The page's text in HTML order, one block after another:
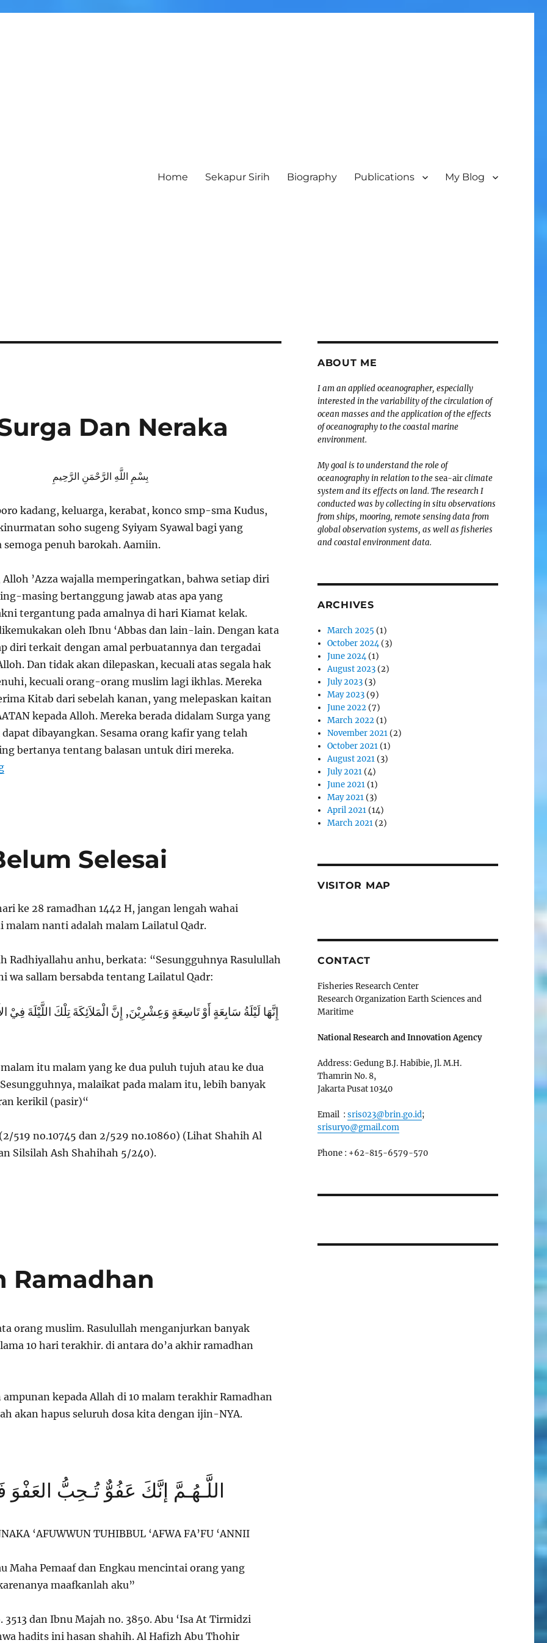
Home Sekapur Sirih Biography Publications My Blog
Dan Neraka
بِسْمِ اللَّهِ الرَّحْمَنِ الرَّحِيمِ
kadang, keluarga, kerabat, konco smp-sma Kudus,
soho sugeng Syiyam Syawal bagi yang
penuh barokah. Aamiin.
’Azza wajalla memperingatkan, bahwa setiap diri
masing bertanggung jawab atas apa yang
tergantung pada amalnya di hari Kiamat kelak.
oleh Ibnu ‘Abbas dan lain-lain. Dengan kata
diri terkait dengan amal perbuatannya dan tergadai
Dan tidak akan dilepaskan, kecuali atas segala hak
kecuali orang-orang muslim lagi ikhlas. Mereka
Kitab dari sebelah kanan, yang melepaskan kaitan
kepada Alloh. Mereka berada didalam Surga yang
dibayangkan. Sesama orang kafir yang telah
bertanya tentang balasan untuk diri mereka.
“Dialog Penghuni Surga Dan Neraka”
Selesai
ke 28 ramadhan 1442 H, jangan lengah wahai
malam nanti adalah malam Lailatul Qadr.
Radhiyallahu anhu, berkata: “Sesungguhnya Rasulullah
wa sallam bersabda tentang Lailatul Qadr:
إِنَّهَا لَيْلَةُ سَابِعَةٍ أَوْ تَاسِعَةٍ وَعِشْرِيْنَ, إِنَّ الْمَلاَئِكَةَ تِلْكَ اللَّيْلَةَ
itu malam yang ke dua puluh tujuh atau ke dua
malaikat pada malam itu, lebih banyak
kerikil (pasir)“
519 no.10745 dan 2/529 no.10860) (Lihat Shahih Al
Silsilah Ash Shahihah 5/240).
Ramadhan
orang muslim. Rasulullah menganjurkan banyak
10 hari terakhir. di antara do’a akhir ramadhan
ampunan kepada Allah di 10 malam terakhir Ramadhan
akan hapus seluruh dosa kita dengan ijin-NYA.
اللَّـهُـمَّ إنَّكَ عَفُوٌّ تُـحِبُّ
‘AFUWWUN TUHIBBUL ‘AFWA FA’FU ‘ANNII
Maha Pemaaf dan Engkau mencintai orang yang
maafkanlah aku”
dan Ibnu Majah no. 3850. Abu ‘Isa At Tirmidzi
hadits ini hasan shahih. Al Hafizh Abu Thohir
ABOUT ME
I am an applied oceanographer, especially
interested in the variability of the circulation of
ocean masses and the application of the effects
of oceanography to the coastal marine
environment.
My goal is to understand the role of
oceanography in relation to thesea-airclimate
system and its effects on land. The research I
conducted was by collecting in situ observations
from ships, mooring, remote sensing data from
global observation systems, as well as fisheries
and coastal environment data.
ARCHIVES
March 2025 (1)
October 2024(3)
June 2024(1)
August 2023 (2)
July 2023 (3)
May 2023 (9)
June 2022 (7)
March 2022 (1)
November 2021 (2)
October 2021 (1)
August 2021 (3)
July 2021 (4)
June 2021 (1)
May 2021 (3)
April 2021 (14)
March 2021 (2)
VISITOR MAP
CONTACT
Fisheries Research Center
Research Organization Earth Sciences and
Maritime
National Research and Innovation Agency
Address: Gedung B.J. Habibie, Jl. M.H.
Thamrin No. 8,
Jakarta Pusat 10340
Email : sris023@brin.go.id;
srisuryo@gmail.com
Phone : +62-815-6579-570